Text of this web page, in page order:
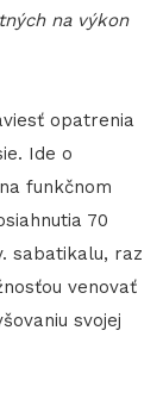
na výkon
opatrenia
Ide o
funkčnom
70
sabatikalu, raz
venovať
svojej